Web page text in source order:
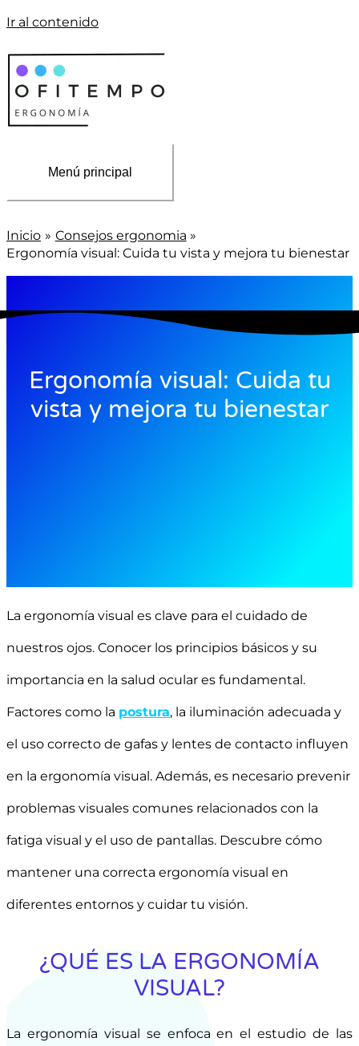
Ir al contenido
Menú principal
Inicio
Consejos ergonomia
Ergonomía visual: Cuida tu vista y mejora tu bienestar
Ergonomía visual: Cuida tu
vista y mejora tu bienestar
La ergonomía visual es clave para el cuidado de
nuestros ojos. Conocer los principios básicos y su
importancia en la salud ocular es fundamental.
Factores como la postura, la iluminación adecuada y
el uso correcto de gafas y lentes de contacto influyen
en la ergonomía visual. Además, es necesario prevenir
problemas visuales comunes relacionados con la
fatiga visual y el uso de pantallas. Descubre cómo
mantener una correcta ergonomía visual en
diferentes entornos y cuidar tu visión.
¿QUÉ ES LA ERGONOMÍA
VISUAL?
La ergonomía visual se enfoca en el estudio de las